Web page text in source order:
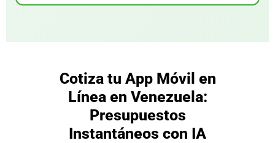
Cotiza tu App Móvil en
Línea en Venezuela:
Presupuestos
Instantáneos con IA